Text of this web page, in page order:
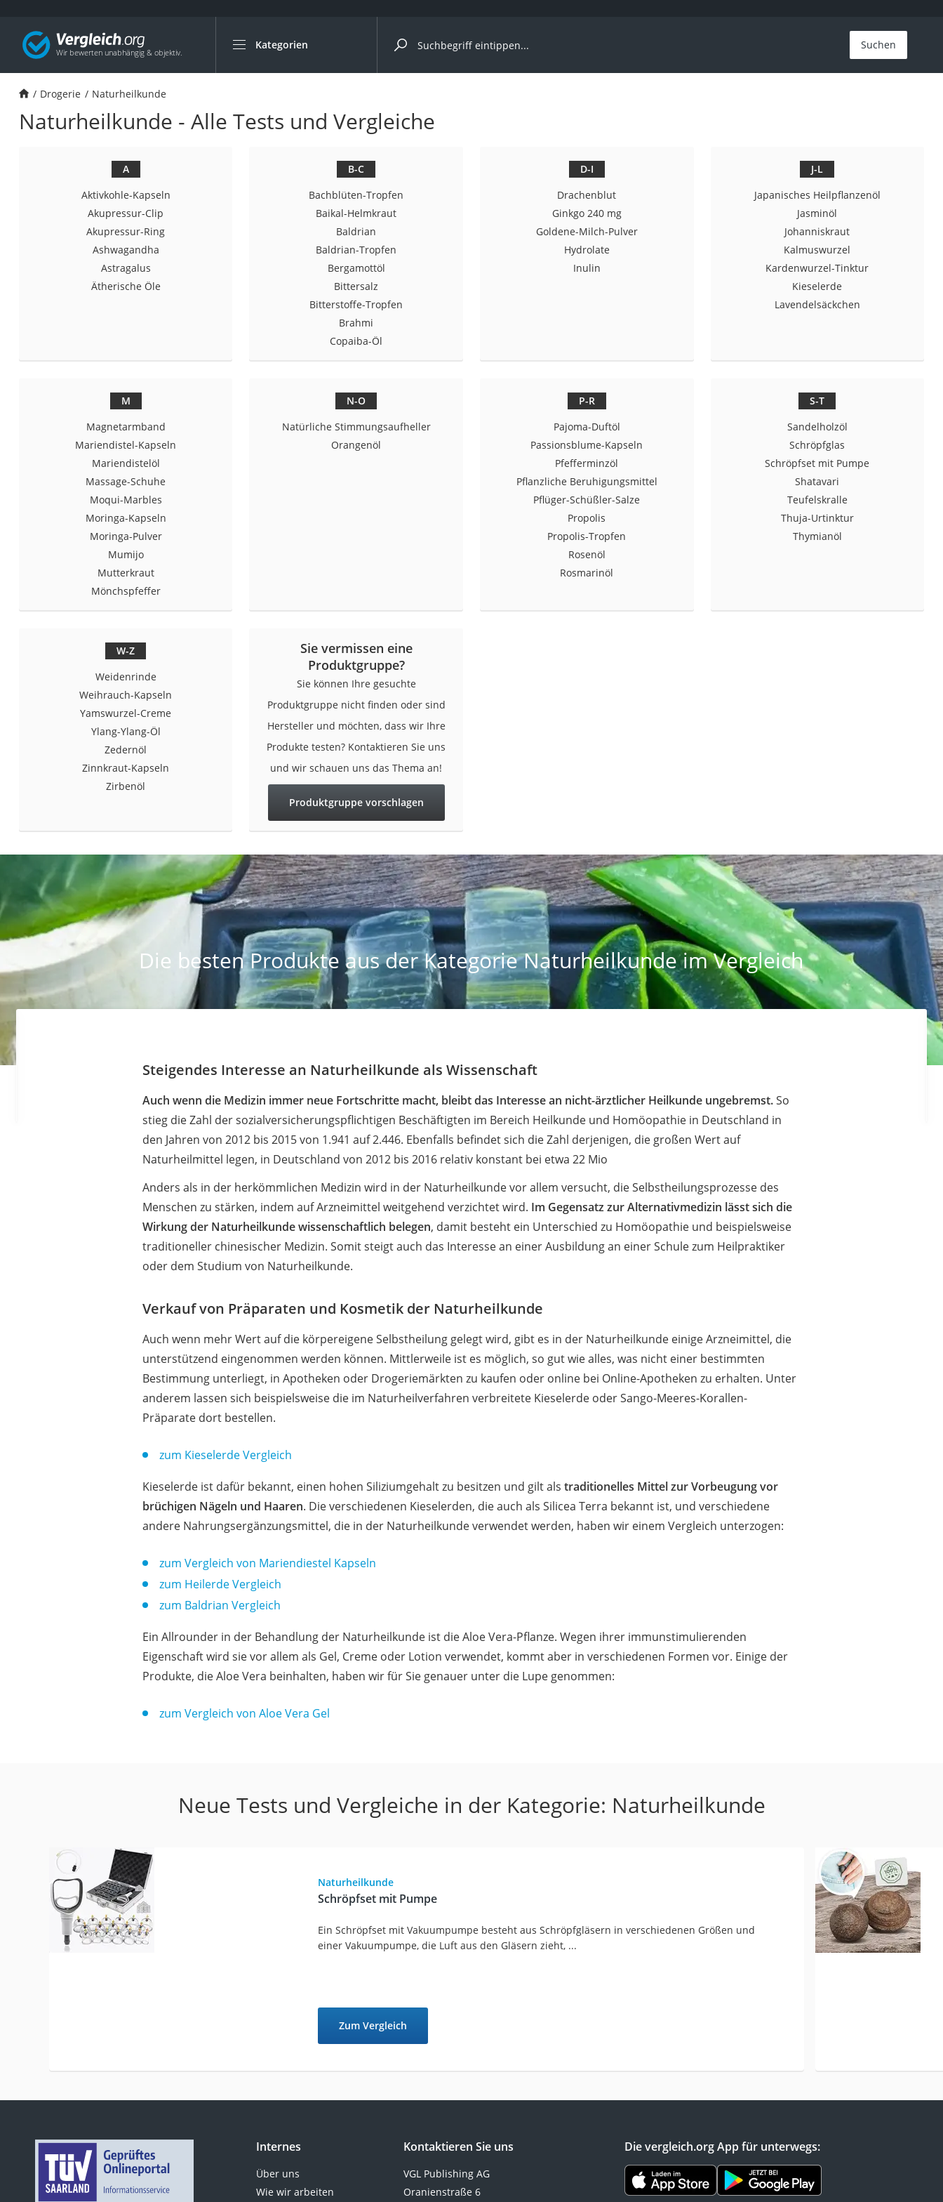
Kategorien
Die beliebtesten Vergleiche nach Kategorie
Drogerie
Haarschneider
Katzenklappe (Chip)
Reisehaartrockner
Suchen
Drogerie Naturheilkunde
Naturheilkunde - Alle Tests und Vergleiche
A
Aktivkohle-Kapseln
Akupressur-Clip
Akupressur-Ring
Ashwagandha
Astragalus
Ätherische Öle
B-C
Bachblüten-Tropfen
Baikal-Helmkraut
Baldrian
Baldrian-Tropfen
Bergamottöl
Bittersalz
Bitterstoffe-Tropfen
Brahmi
Copaiba-Öl
D-I
Drachenblut
Ginkgo 240 mg
Goldene-Milch-Pulver
Hydrolate
Inulin
J-L
Japanisches Heilpflanzenöl
Jasminöl
Johanniskraut
Kalmuswurzel
Kardenwurzel-Tinktur
Kieselerde
Lavendelsäckchen
M
Magnetarmband
Mariendistel-Kapseln
Mariendistelöl
Massage-Schuhe
Moqui-Marbles
Moringa-Kapseln
Moringa-Pulver
Mumijo
Mutterkraut
Mönchspfeffer
N-O
Natürliche Stimmungsaufheller
Orangenöl
P-R
Pajoma-Duftöl
Passionsblume-Kapseln
Pfefferminzöl
Pflanzliche Beruhigungsmittel
Pflüger-Schüßler-Salze
Propolis
Propolis-Tropfen
Rosenöl
Rosmarinöl
S-T
Sandelholzöl
Schröpfglas
Schröpfset mit Pumpe
Shatavari
Teufelskralle
Thuja-Urtinktur
Thymianöl
W-Z
Weidenrinde
Weihrauch-Kapseln
Yamswurzel-Creme
Ylang-Ylang-Öl
Zedernöl
Zinnkraut-Kapseln
Zirbenöl
Sie vermissen eine
Produktgruppe?
Sie können Ihre gesuchte
Produktgruppe nicht finden oder sind
Hersteller und möchten, dass wir Ihre
Produkte testen? Kontaktieren Sie uns
und wir schauen uns das Thema an!
Produktgruppe vorschlagen
Die besten Produkte aus der Kategorie Naturheilkunde im Vergleich
Steigendes Interesse an Naturheilkunde als Wissenschaft
Auch wenn die Medizin immer neue Fortschritte macht, bleibt das Interesse an nicht-ärztlicher Heilkunde ungebremst.So
stieg die Zahl der sozialversicherungspflichtigen Beschäftigten im Bereich Heilkunde und Homöopathie in Deutschland in
den Jahren von 2012 bis 2015 von 1.941 auf 2.446. Ebenfalls befindet sich die Zahl derjenigen, die großen Wert auf
Naturheilmittel legen, in Deutschland von 2012 bis 2016 relativ konstant bei etwa 22 Mio
Anders als in der herkömmlichen Medizin wird in der Naturheilkunde vor allem versucht, die Selbstheilungsprozesse des
Menschen zu stärken, indem auf Arzneimittel weitgehend verzichtet wird. Im Gegensatz zur Alternativmedizin lässt sich die
Wirkung der Naturheilkunde wissenschaftlich belegen, damit besteht ein Unterschied zu Homöopathie und beispielsweise
traditioneller chinesischer Medizin. Somit steigt auch das Interesse an einer Ausbildung an einer Schule zum Heilpraktiker
oder dem Studium von Naturheilkunde.
Verkauf von Präparaten und Kosmetik der Naturheilkunde
Auch wenn mehr Wert auf die körpereigene Selbstheilung gelegt wird, gibt es in der Naturheilkunde einige Arzneimittel, die
unterstützend eingenommen werden können. Mittlerweile ist es möglich, so gut wie alles, was nicht einer bestimmten
Bestimmung unterliegt, in Apotheken oder Drogeriemärkten zu kaufen oder online bei Online-Apotheken zu erhalten. Unter
anderem lassen sich beispielsweise die im Naturheilverfahren verbreitete Kieselerde oder Sango-Meeres-Korallen-
Präparate dort bestellen.
zum Kieselerde Vergleich
Kieselerde ist dafür bekannt, einen hohen Siliziumgehalt zu besitzen und gilt alstraditionelles Mittel zur Vorbeugung vor
brüchigen Nägeln und Haaren. Die verschiedenen Kieselerden, die auch als Silicea Terra bekannt ist, und verschiedene
andere Nahrungsergänzungsmittel, die in der Naturheilkunde verwendet werden, haben wir einem Vergleich unterzogen:
zum Vergleich von Mariendiestel Kapseln
zum Heilerde Vergleich
zum Baldrian Vergleich
Ein Allrounder in der Behandlung der Naturheilkunde ist die Aloe Vera-Pflanze. Wegen ihrer immunstimulierenden
Eigenschaft wird sie vor allem als Gel, Creme oder Lotion verwendet, kommt aber in verschiedenen Formen vor. Einige der
Produkte, die Aloe Vera beinhalten, haben wir für Sie genauer unter die Lupe genommen:
zum Vergleich von Aloe Vera Gel
Neue Tests und Vergleiche in der Kategorie: Naturheilkunde
Naturheilkunde
Schröpfset mit Pumpe
Ein Schröpfset mit Vakuumpumpe besteht aus Schröpfgläsern in verschiedenen Größen und
einer Vakuumpumpe, die Luft aus den Gläsern zieht, ...
Zum Vergleich
Internes
Über uns
Wie wir arbeiten
Kontaktieren Sie uns
VGL Publishing AG
Oranienstraße 6
Die vergleich.org App für unterwegs: